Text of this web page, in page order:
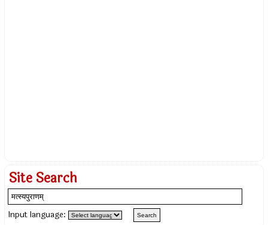
Site Search
Input language: